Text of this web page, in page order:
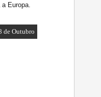
Europa.
de Outubro